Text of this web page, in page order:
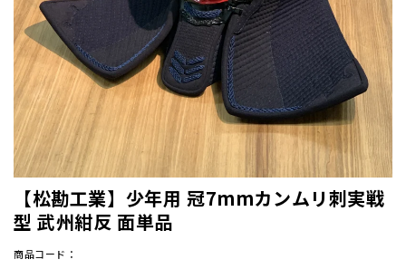
【松勘工業】少年用 冠7mmカンムリ刺実戦
型 武州紺反 面単品
商品コード：